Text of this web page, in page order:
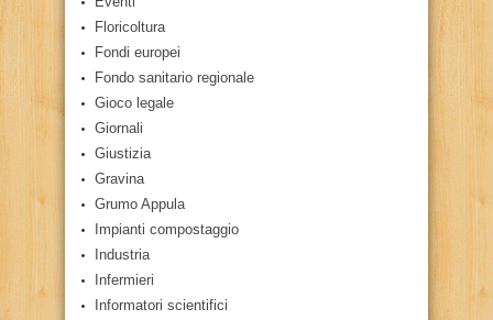
Floricoltura
Fondi europei
Fondo sanitario regionale
Gioco legale
Giornali
Giustizia
Gravina
Grumo Appula
Impianti compostaggio
Industria
Infermieri
Informatori scientifici